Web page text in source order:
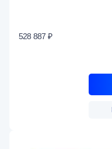
528 887 ₽